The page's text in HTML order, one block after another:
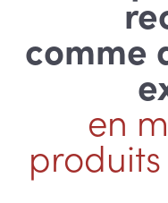
comme
en